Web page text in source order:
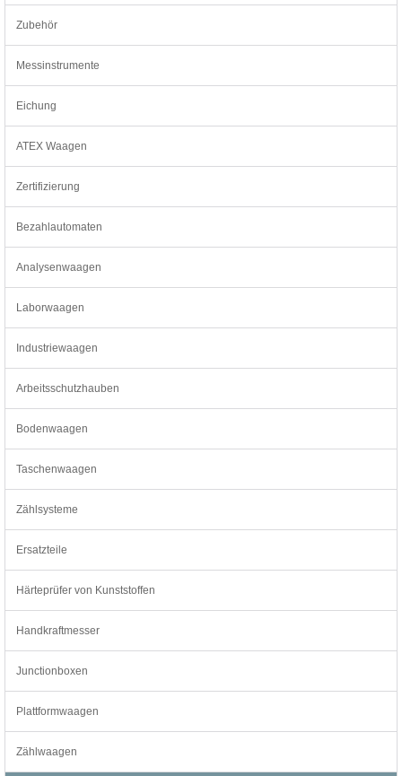
Zubehör
Messinstrumente
Eichung
ATEX Waagen
Zertifizierung
Bezahlautomaten
Analysenwaagen
Laborwaagen
Industriewaagen
Arbeitsschutzhauben
Bodenwaagen
Taschenwaagen
Zählsysteme
Ersatzteile
Härteprüfer von Kunststoffen
Handkraftmesser
Junctionboxen
Plattformwaagen
Zählwaagen